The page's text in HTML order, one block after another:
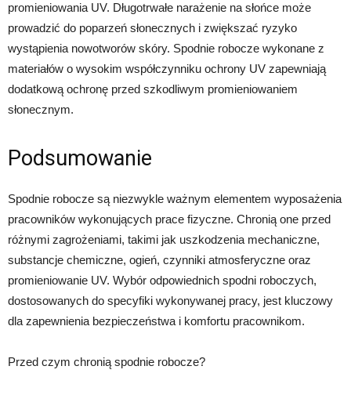
promieniowania UV. Długotrwałe narażenie na słońce może
prowadzić do poparzeń słonecznych i zwiększać ryzyko
wystąpienia nowotworów skóry. Spodnie robocze wykonane z
materiałów o wysokim współczynniku ochrony UV zapewniają
dodatkową ochronę przed szkodliwym promieniowaniem
słonecznym.
Podsumowanie
Spodnie robocze są niezwykle ważnym elementem wyposażenia
pracowników wykonujących prace fizyczne. Chronią one przed
różnymi zagrożeniami, takimi jak uszkodzenia mechaniczne,
substancje chemiczne, ogień, czynniki atmosferyczne oraz
promieniowanie UV. Wybór odpowiednich spodni roboczych,
dostosowanych do specyfiki wykonywanej pracy, jest kluczowy
dla zapewnienia bezpieczeństwa i komfortu pracownikom.
Przed czym chronią spodnie robocze?